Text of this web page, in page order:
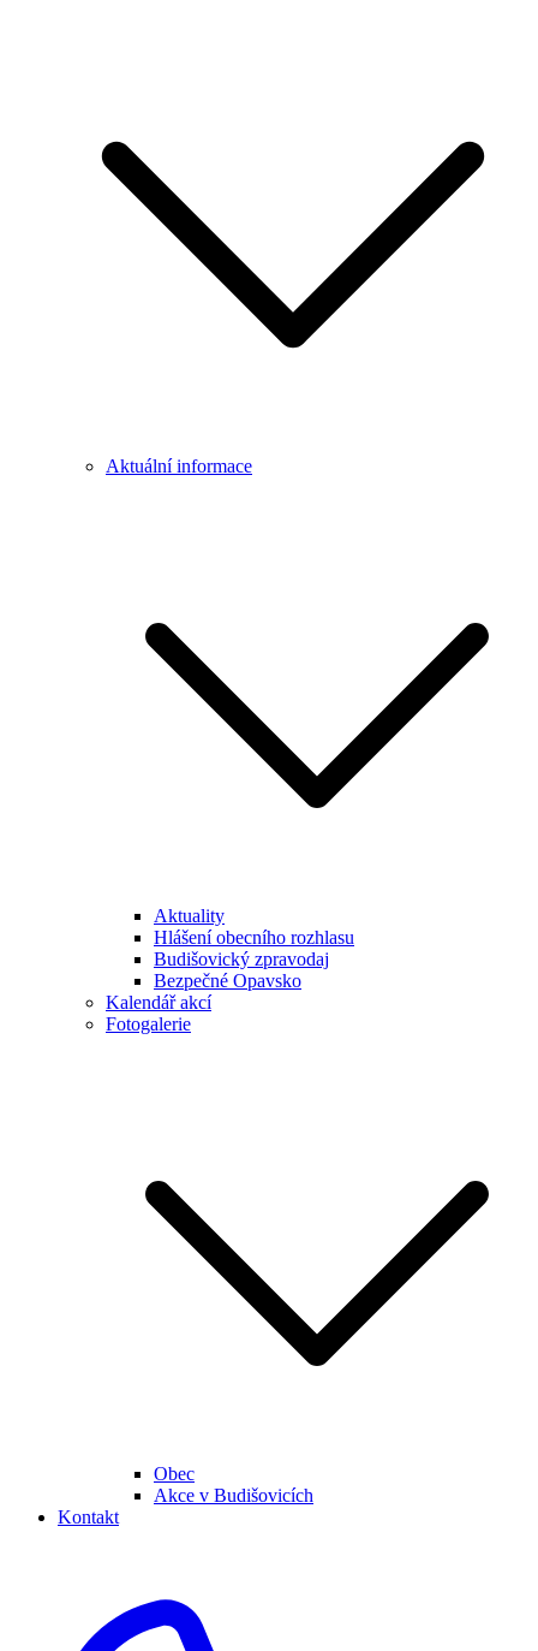
Aktuální informace
Aktuality
Hlášení obecního rozhlasu
Budišovický zpravodaj
Bezpečné Opavsko
Kalendář akcí
Fotogalerie
Obec
Akce v Budišovicích
Kontakt